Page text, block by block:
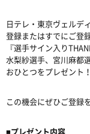
日テレ・東京ヴェルデ
登録またはすでにご登
『選手サイン入り
水梨紗選手、宮川麻都
おひとつをプレゼント！
この機会にぜひご登録
■プレゼント内容